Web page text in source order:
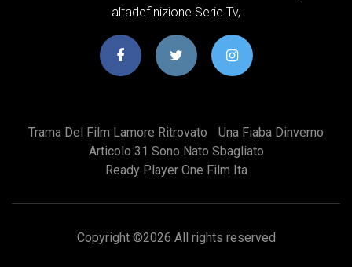
altadefinizione Serie Tv,
Trama Del Film Lamore Ritrovato
Una Fiaba Dinverno
Articolo 31 Sono Nato Sbagliato
Ready Player One Film Ita
Copyright ©2026 All rights reserved